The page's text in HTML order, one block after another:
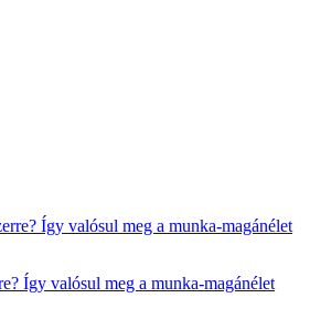
Így valósul meg a munka-magánélet